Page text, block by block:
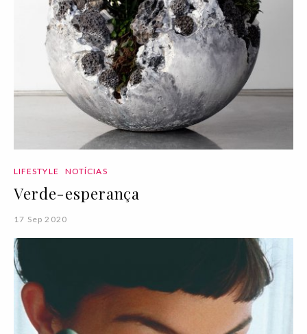
LIFESTYLE NOTÍCIAS
Verde-esperança
17 Sep 2020